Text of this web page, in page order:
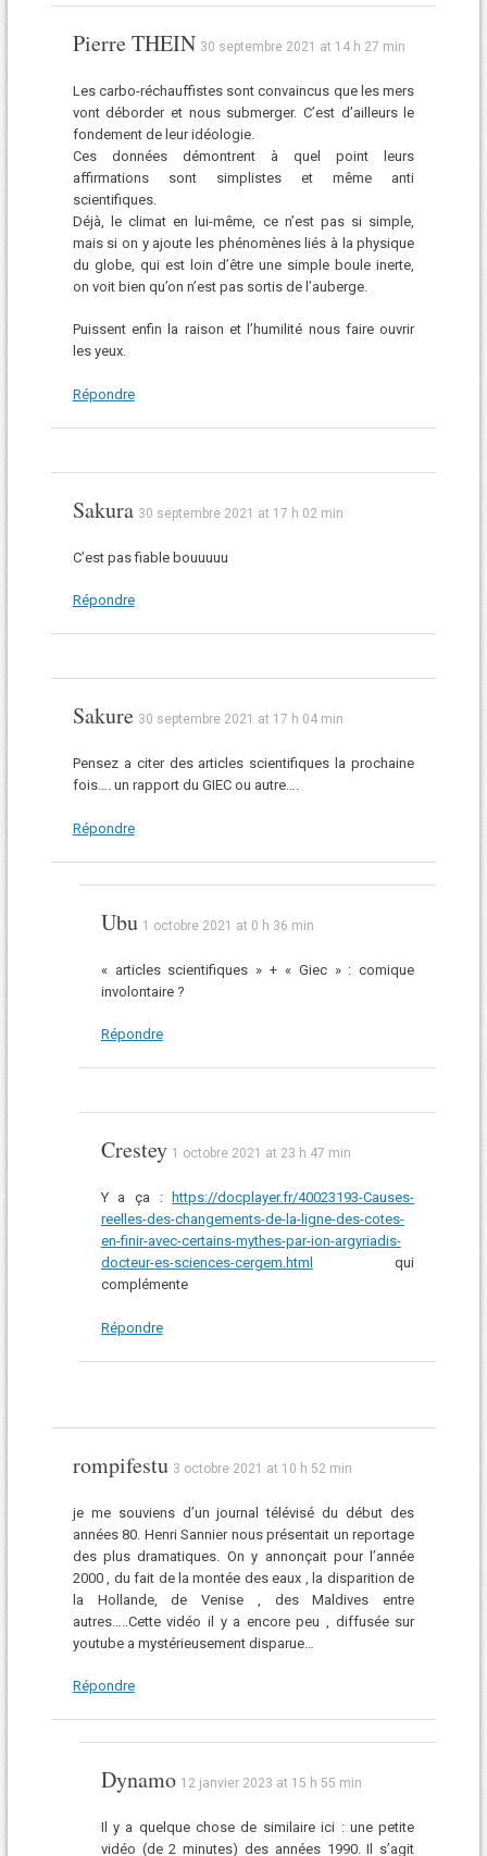
Pierre THEIN 30 septembre 2021 at 14 h 27 min
Les carbo-réchauffistes sont convaincus que les mers
vont déborder et nous submerger. C’est d’ailleurs le
fondement de leur idéologie.
Ces données démontrent à quel point leurs
affirmations sont simplistes et même anti
scientifiques.
Déjà, le climat en lui-même, ce n’est pas si simple,
mais si on y ajoute les phénomènes liés à la physique
du globe, qui est loin d’être une simple boule inerte,
on voit bien qu’on n’est pas sortis de l’auberge.
Puissent enfin la raison et l’humilité nous faire ouvrir
les yeux.
Répondre
Sakura 30 septembre 2021 at 17 h 02 min
C’est pas fiable bouuuuu
Répondre
Sakure 30 septembre 2021 at 17 h 04 min
Pensez a citer des articles scientifiques la prochaine
fois…. un rapport du GIEC ou autre….
Répondre
Ubu 1 octobre 2021 at 0 h 36 min
« articles scientifiques » + « Giec » : comique
involontaire ?
Répondre
Crestey 1 octobre 2021 at 23 h 47 min
Y a ça :
https://docplayer.fr/40023193-Causes-
reelles-des-changements-de-la-ligne-des-cotes-
en-finir-avec-certains-mythes-par-ion-argyriadis-
docteur-es-sciences-cergem.html
qui
complémente
Répondre
rompifestu 3 octobre 2021 at 10 h 52 min
je me souviens d’un journal télévisé du début des
années 80. Henri Sannier nous présentait un reportage
des plus dramatiques. On y annonçait pour l’année
2000 , du fait de la montée des eaux , la disparition de
la Hollande, de Venise , des Maldives entre
autres…..Cette vidéo il y a encore peu , diffusée sur
youtube a mystérieusement disparue…
Répondre
Dynamo 12 janvier 2023 at 15 h 55 min
Il y a quelque chose de similaire ici : une petite
vidéo (de 2 minutes) des années 1990. Il s’agit